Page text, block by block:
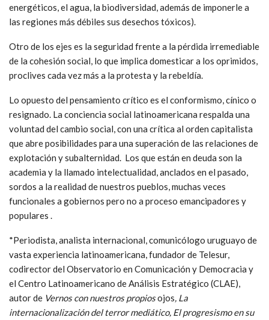
energéticos, el agua, la biodiversidad, además de imponerle a
las regiones más débiles sus desechos tóxicos).
Otro de los ejes es la seguridad frente a la pérdida irremediable
de la cohesión social, lo que implica domesticar a los oprimidos,
proclives cada vez más a la protesta y la rebeldía.
Lo opuesto del pensamiento crítico es el conformismo, cínico o
resignado. La conciencia social latinoamericana respalda una
voluntad del cambio social, con una crítica al orden capitalista
que abre posibilidades para una superación de las relaciones de
explotación y subalternidad. Los que están en deuda son la
academia y la llamado intelectualidad, anclados en el pasado,
sordos a la realidad de nuestros pueblos, muchas veces
funcionales a gobiernos pero no a proceso emancipadores y
populares .
*Periodista, analista internacional, comunicólogo uruguayo de
vasta experiencia latinoamericana, fundador de Telesur,
codirector del Observatorio en Comunicación y Democracia y
el Centro Latinoamericano de Análisis Estratégico (CLAE),
autor de Vernos con nuestros propiosojos , La
internacionalización del terror mediático, El progresismo en su